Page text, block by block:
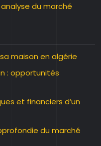
du marché
maison en algérie
: opportunités
et financiers d’un
du marché